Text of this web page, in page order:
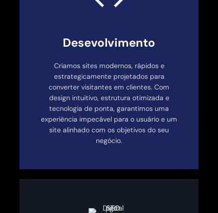
Desevolvimento
Criamos sites modernos, rápidos e
estrategicamente projetados para
converter visitantes em clientes. Com
design intuitivo, estrutura otimizada e
tecnologia de ponta, garantimos uma
experiência impecável para o usuário e um
site alinhado com os objetivos do seu
negócio.